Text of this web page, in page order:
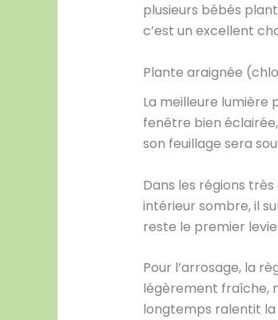
plusieurs bébés
c’est un excellent
Plante araignée
La meilleure lumière
fenêtre bien
son feuillage sera
Dans les régions
intérieur sombre, il
reste le premier
Pour l’arrosage, la
légèrement fraîche,
longtemps ralentit la